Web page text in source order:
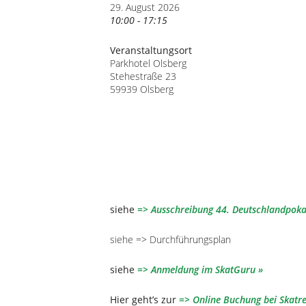
29. August 2026
10:00 - 17:15
Veranstaltungsort
Parkhotel Olsberg
Stehestraße 23
59939 Olsberg
siehe=> Ausschreibung 44.
siehe => Durchführungsplan
siehe=> Anmeldung im SkatGuru
Hier geht’s zur=> Online Buchung bei